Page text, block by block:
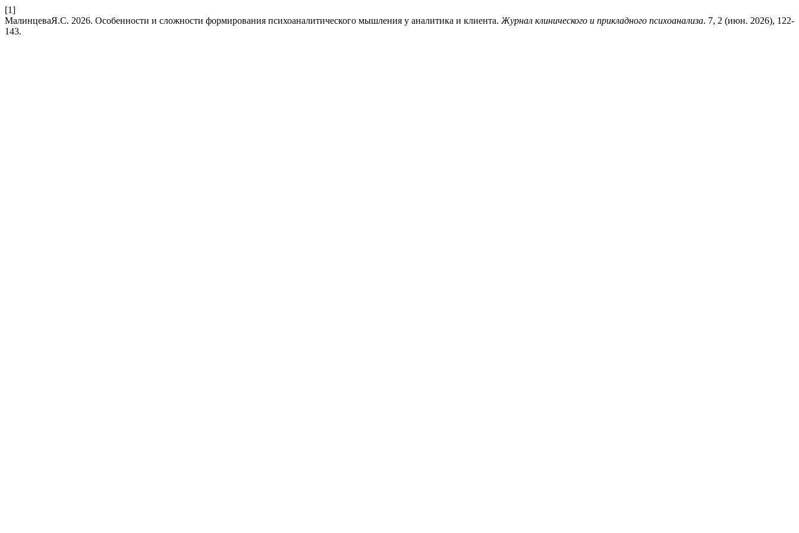
[1]
МалинцеваЯ.С. 2026. Особенности и сложности формирования психоаналитического мышления у аналитика и клиента. Журнал клинического и прикладного психоанализа. 7, 2 (июн. 2026), 122-
143.